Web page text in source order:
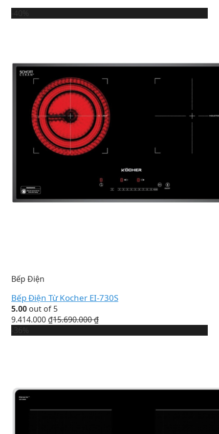
Bếp Điện
Bếp Điện Từ Kocher EI-730S
5.00 out of 5
9.414.000 ₫15.690.000₫